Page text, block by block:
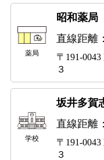
薬局
昭和薬局
直線距離
〒191-
３
学校
坂井多賀
直線距離
〒191-
３